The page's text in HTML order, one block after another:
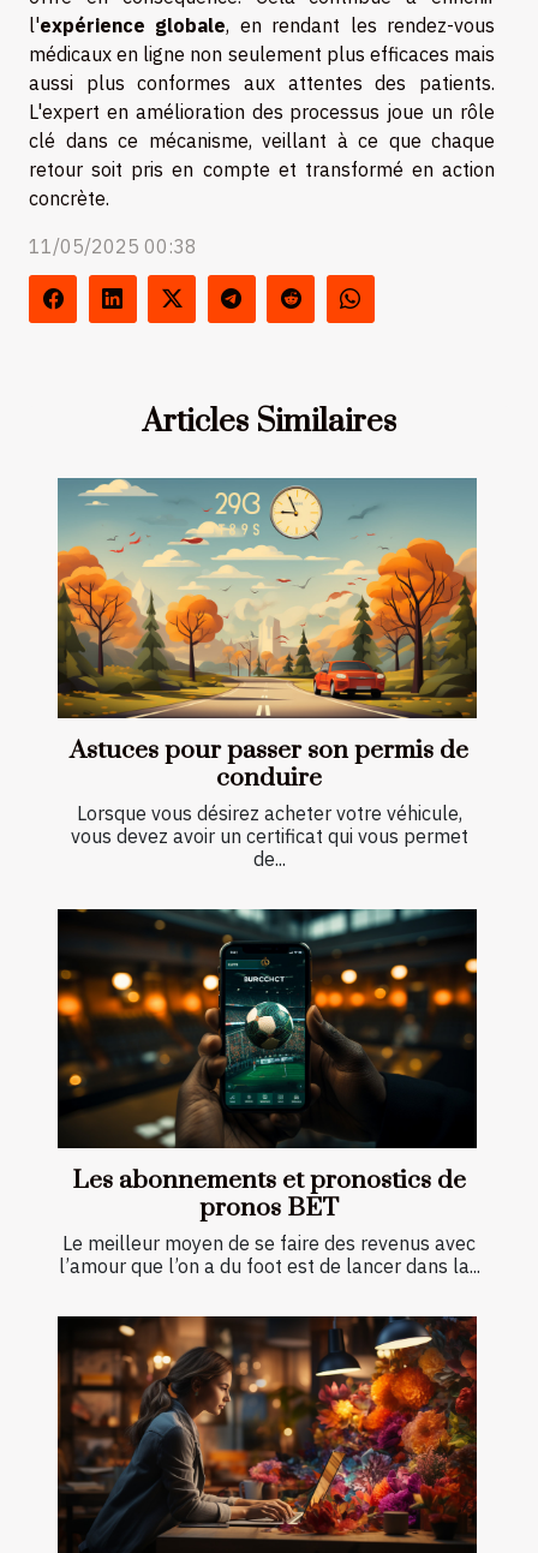
l'expérience globale, en rendant les rendez-vous
médicaux en ligne non seulement plus efficaces mais
aussi plus conformes aux attentes des patients.
L'expert en amélioration des processus joue un rôle
clé dans ce mécanisme, veillant à ce que chaque
retour soit pris en compte et transformé en action
concrète.
11/05/2025 00:38
Articles Similaires
Astuces pour passer son permis de
conduire
Lorsque vous désirez acheter votre véhicule,
vous devez avoir un certificat qui vous permet
de...
Les abonnements et pronostics de
pronos BET
Le meilleur moyen de se faire des revenus avec
l’amour que l’on a du foot est de lancer dans la...